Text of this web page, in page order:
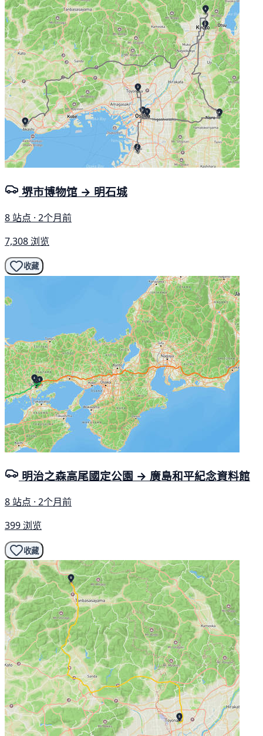
堺市博物馆 → 明石城
8 站点 · 2个月前
7,308 浏览
收藏
明治之森高尾國定公園 → 廣島和平紀念資料館
8 站点 · 2个月前
399 浏览
收藏